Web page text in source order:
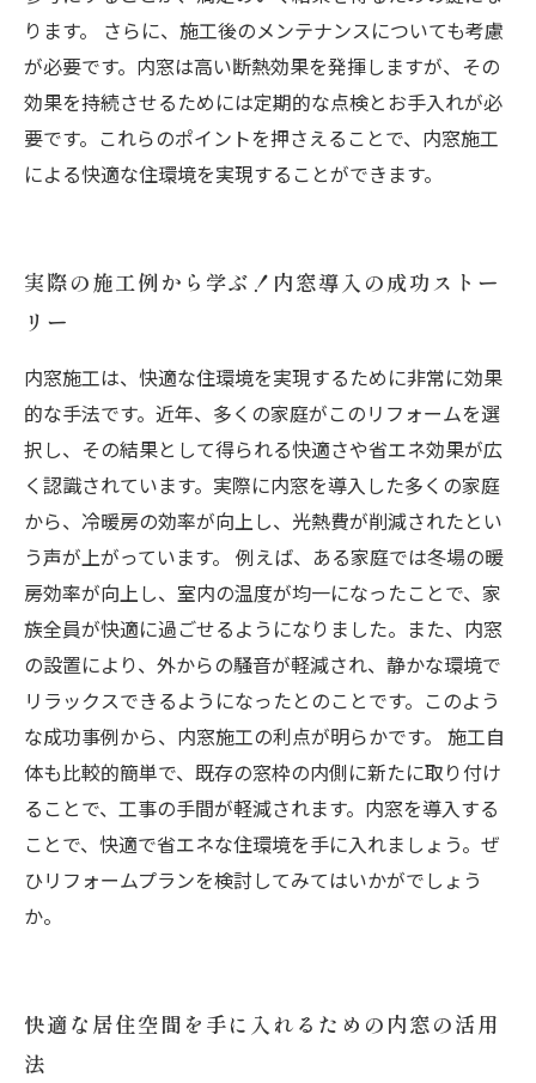
ります。 さらに、施工後のメンテナンスについても考慮
が必要です。内窓は高い断熱効果を発揮しますが、その
効果を持続させるためには定期的な点検とお手入れが必
要です。これらのポイントを押さえることで、内窓施工
による快適な住環境を実現することができます。
実際の施工例から学ぶ！内窓導入の成功ストー
リー
内窓施工は、快適な住環境を実現するために非常に効果
的な手法です。近年、多くの家庭がこのリフォームを選
択し、その結果として得られる快適さや省エネ効果が広
く認識されています。実際に内窓を導入した多くの家庭
から、冷暖房の効率が向上し、光熱費が削減されたとい
う声が上がっています。 例えば、ある家庭では冬場の暖
房効率が向上し、室内の温度が均一になったことで、家
族全員が快適に過ごせるようになりました。また、内窓
の設置により、外からの騒音が軽減され、静かな環境で
リラックスできるようになったとのことです。このよう
な成功事例から、内窓施工の利点が明らかです。 施工自
体も比較的簡単で、既存の窓枠の内側に新たに取り付け
ることで、工事の手間が軽減されます。内窓を導入する
ことで、快適で省エネな住環境を手に入れましょう。ぜ
ひリフォームプランを検討してみてはいかがでしょう
か。
快適な居住空間を手に入れるための内窓の活用
法